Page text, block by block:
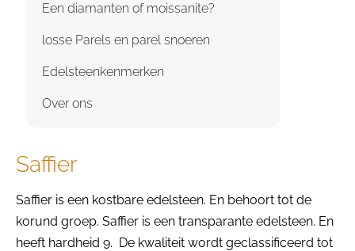
Een diamanten of moissanite?
losse Parels en parel snoeren
Edelsteenkenmerken
Over ons
Saffier
Saffier is een kostbare edelsteen. En behoort tot de
korund groep. Saffier is een transparante edelsteen. En
heeft hardheid 9. De kwaliteit wordt geclassificeerd tot